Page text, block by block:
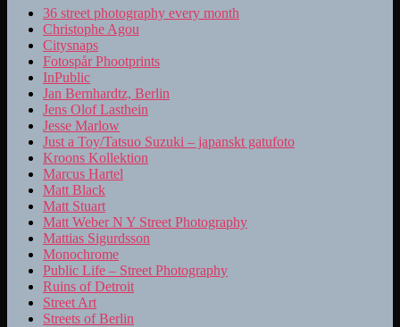
36 street photography every month
Christophe Agou
Citysnaps
Fotospår Phootprints
InPublic
Jan Bernhardtz, Berlin
Jens Olof Lasthein
Jesse Marlow
Just a Toy/Tatsuo Suzuki – japanskt gatufoto
Kroons Kollektion
Marcus Hartel
Matt Black
Matt Stuart
Matt Weber N Y Street Photography
Mattias Sigurdsson
Monochrome
Public Life – Street Photography
Ruins of Detroit
Street Art
Streets of Berlin